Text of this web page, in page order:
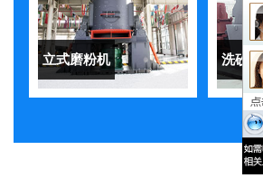
立式磨粉机 洗砂机